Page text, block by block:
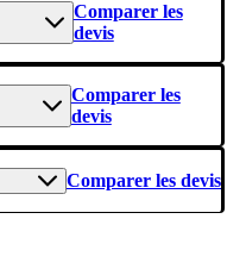
Comparer les
devis
Comparer les
devis
Comparer les devis